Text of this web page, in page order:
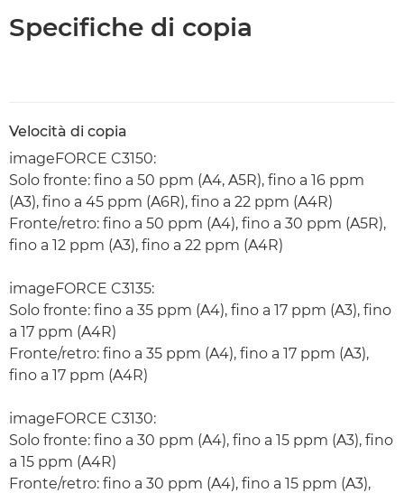
Specifiche di copia
Velocità di copia
imageFORCE C3150:
Solo fronte: fino a 50 ppm (A4, A5R), fino a 16 ppm
(A3), fino a 45 ppm (A6R), fino a 22 ppm (A4R)
Fronte/retro: fino a 50 ppm (A4), fino a 30 ppm (A5R),
fino a 12 ppm (A3), fino a 22 ppm (A4R)
imageFORCE C3135:
Solo fronte: fino a 35 ppm (A4), fino a 17 ppm (A3), fino
a 17 ppm (A4R)
Fronte/retro: fino a 35 ppm (A4), fino a 17 ppm (A3),
fino a 17 ppm (A4R)
imageFORCE C3130:
Solo fronte: fino a 30 ppm (A4), fino a 15 ppm (A3), fino
a 15 ppm (A4R)
Fronte/retro: fino a 30 ppm (A4), fino a 15 ppm (A3),